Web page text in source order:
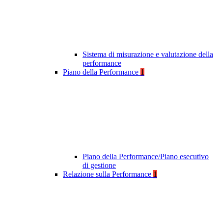
Sistema di misurazione e valutazione della
performance
Piano della Performance 1
Piano della Performance/Piano esecutivo
di gestione
Relazione sulla Performance 1